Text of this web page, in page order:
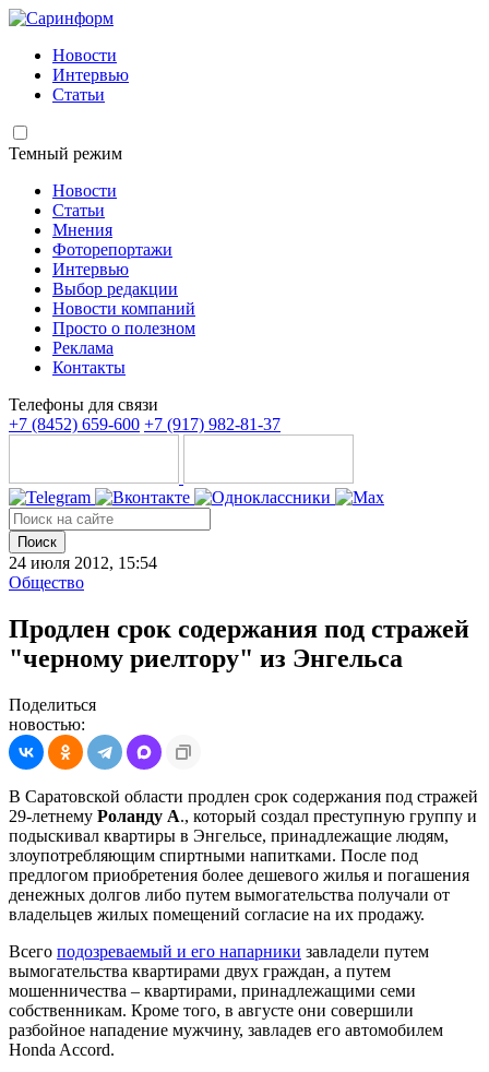
Новости
Интервью
Статьи
Темный режим
Новости
Статьи
Мнения
Фоторепортажи
Интервью
Выбор редакции
Новости компаний
Просто о полезном
Реклама
Контакты
Телефоны для связи
+7 (8452) 659-600 +7 (917) 982-81-37
Поиск
24 июля 2012, 15:54
Общество
Продлен срок содержания под стражей
"черному риелтору" из Энгельса
Поделиться
новостью:
В Саратовской области продлен срок содержания под стражей
29-летнему Роланду А., который создал преступную группу и
подыскивал квартиры в Энгельсе, принадлежащие людям,
злоупотребляющим спиртными напитками. После под
предлогом приобретения более дешевого жилья и погашения
денежных долгов либо путем вымогательства получали от
владельцев жилых помещений согласие на их продажу.
Всего подозреваемый и его напарники завладели путем
вымогательства квартирами двух граждан, а путем
мошенничества – квартирами, принадлежащими семи
собственникам. Кроме того, в августе они совершили
разбойное нападение мужчину, завладев его автомобилем
Honda Accord.